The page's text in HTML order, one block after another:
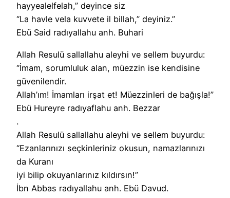
hayyealelfelah,” deyince siz
“La havle vela kuvvete il billah,” deyiniz.”
Ebü Said radıyallahu anh. Buhari
Allah Resulü sallallahu aleyhi ve sellem buyurdu:
“İmam, sorumluluk alan, müezzin ise kendisine
güvenilendir.
Allah’ım! İmamları irşat et! Müezzinleri de bağışla!”
Ebü Hureyre radıyaflahu anh. Bezzar
.
Allah Resulü sallallahu aleyhi ve sellem buyurdu:
“Ezanlarınızı seçkinleriniz okusun, namazlarınızı
da Kuranı
iyi bilip okuyanlarınız kıldırsın!”
İbn Abbas radıyallahu anh. Ebü Davud.